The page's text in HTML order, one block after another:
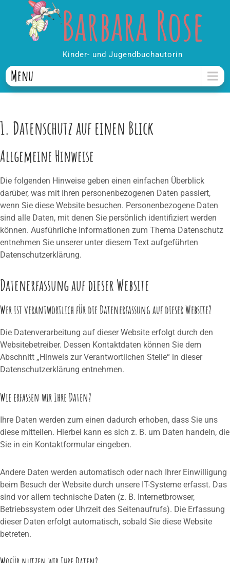
Barbara Rose
Kinder- und Jugendbuchautorin
Menu
1. Datenschutz auf einen Blick
Allgemeine Hinweise
Die folgenden Hinweise geben einen einfachen Überblick
darüber, was mit Ihren personenbezogenen Daten passiert,
wenn Sie diese Website besuchen. Personenbezogene Daten
sind alle Daten, mit denen Sie persönlich identifiziert werden
können. Ausführliche Informationen zum Thema Datenschutz
entnehmen Sie unserer unter diesem Text aufgeführten
Datenschutzerklärung.
Datenerfassung auf dieser Website
Wer ist verantwortlich für die Datenerfassung auf dieser Website?
Die Datenverarbeitung auf dieser Website erfolgt durch den
Websitebetreiber. Dessen Kontaktdaten können Sie dem
Abschnitt „Hinweis zur Verantwortlichen Stelle“ in dieser
Datenschutzerklärung entnehmen.
Wie erfassen wir Ihre Daten?
Ihre Daten werden zum einen dadurch erhoben, dass Sie uns
diese mitteilen. Hierbei kann es sich z. B. um Daten handeln, die
Sie in ein Kontaktformular eingeben.
Andere Daten werden automatisch oder nach Ihrer Einwilligung
beim Besuch der Website durch unsere IT-Systeme erfasst. Das
sind vor allem technische Daten (z. B. Internetbrowser,
Betriebssystem oder Uhrzeit des Seitenaufrufs). Die Erfassung
dieser Daten erfolgt automatisch, sobald Sie diese Website
betreten.